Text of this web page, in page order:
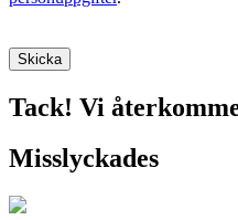
Tack! Vi
Misslyckades